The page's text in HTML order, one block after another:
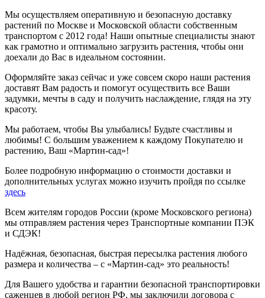
Мы осуществляем оперативную и безопасную доставку
растений по Москве и Московской области собственным
транспортом с 2012 года! Наши опытные специалисты знают
как грамотно и оптимально загрузить растения, чтобы они
доехали до Вас в идеальном состоянии.
Оформляйте заказ сейчас и уже совсем скоро наши растения
доставят Вам радость и помогут осуществить все Ваши
задумки, мечты в саду и получить наслаждение, глядя на эту
красоту.
Мы работаем, чтобы Вы улыбались! Будьте счастливы и
любимы! С большим уважением к каждому Покупателю и
растению, Ваш «Мартин-сад»!
Более подробную информацию о стоимости доставки и
дополнительных услугах можно изучить пройдя по ссылке
здесь
Всем жителям городов России (кроме Московского региона)
мы отправляем растения через Транспортные компании ПЭК
и СДЭК!
Надёжная, безопасная, быстрая пересылка растения любого
размера и количества – с «Мартин-сад» это реальность!
Для Вашего удобства и гарантии безопасной транспортировки
саженцев в любой регион РФ, мы заключили договора с